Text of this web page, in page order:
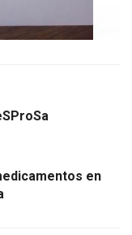
en